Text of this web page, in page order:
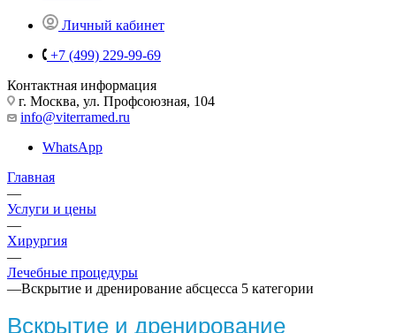
Личный кабинет
+7 (499) 229-99-69
Контактная информация
г. Москва, ул. Профсоюзная, 104
info@viterramed.ru
WhatsApp
Главная
—
Услуги и цены
—
Хирургия
—
Лечебные процедуры
—Вскрытие и дренирование абсцесса 5 категории
Вскрытие и дренирование